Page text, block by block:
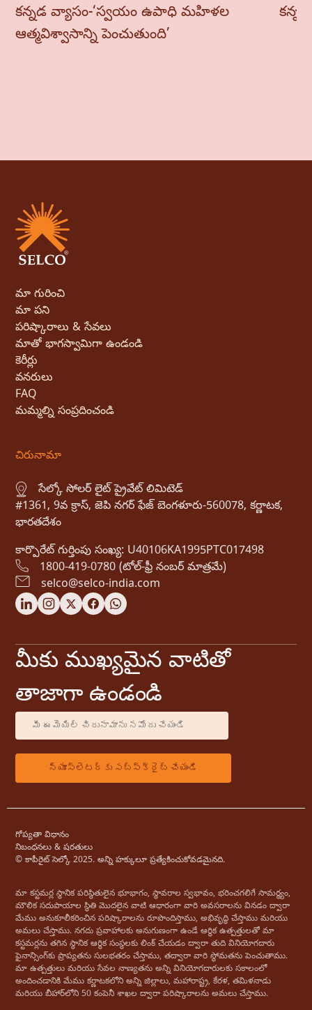
కన్నడ వ్యాసం-‘స్వయం ఉపాధి మహిళల
ఆత్మవిశ్వాసాన్ని పెంచుతుంది’
మా గురించి
మా పని
పరిష్కారాలు & సేవలు
మాతో భాగస్వామిగా ఉండండి
కెరీర్లు
వనరులు
FAQ
మమ్మల్ని సంప్రదించండి
చిరునామా
సేల్కో సోలర్ లైట్ ప్రైవేట్ లిమిటెడ్
#1361, 9వ క్రాస్, జెపి నగర్ ఫేజ్ బెంగళూరు-560078, కర్ణాటక,
భారతదేశం
కార్పొరేట్ గుర్తింపు సంఖ్య: U40106KA1995PTC017498
1800-419-0780 (టోల్-ఫ్రీ నంబర్ మాత్రమే)
selco@selco-india.com
మీకు ముఖ్యమైన వాటితో
తాజాగా ఉండండి
గోప్యతా విధానం
నిబంధనలు & షరతులు
© కాపీరైట్ సెల్కో 2025. అన్ని హక్కులూ ప్రత్యేకించుకోవడమైనది.
మా కస్టమర్ల స్థానిక పరిస్థితులైన భూభాగం, స్థావరాల స్వభావం, భరించగలిగే సామర్థ్యం, ​​
మౌలిక సదుపాయాల స్థితి మొదలైన వాటి ఆధారంగా వారి అవసరాలను వినడం ద్వారా
మేము అనుకూలీకరించిన పరిష్కారాలను రూపొందిస్తాము, అభివృద్ధి చేస్తాము మరియు
అమలు చేస్తాము. నగదు ప్రవాహాలకు అనుగుణంగా ఉండే ఆర్థిక ఉత్పత్తులతో మా
కస్టమర్లను తగిన స్థానిక ఆర్థిక సంస్థలకు లింక్ చేయడం ద్వారా తుది వినియోగదారు
ఫైనాన్సింగ్‌కు ప్రాప్యతను సులభతరం చేస్తాము, తద్వారా వారి స్థోమతను పెంచుతాము.
మా ఉత్పత్తులు మరియు సేవల నాణ్యతను అన్ని వినియోగదారులకు సకాలంలో
అందించడానికి మేము కర్ణాటకలోని అన్ని జిల్లాలు, మహారాష్ట్ర, కేరళ, తమిళనాడు
మరియు బీహార్‌లోని 50 కంపెనీ శాఖల ద్వారా పరిష్కారాలను అమలు చేస్తాము.